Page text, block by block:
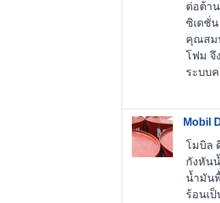
ต่อต้า
ซิเดชั่
คุณสม
โฟม จึ
ระบบ
Mobil
โมบิล
กังหัน
น้ำมัน
ร้อนเ